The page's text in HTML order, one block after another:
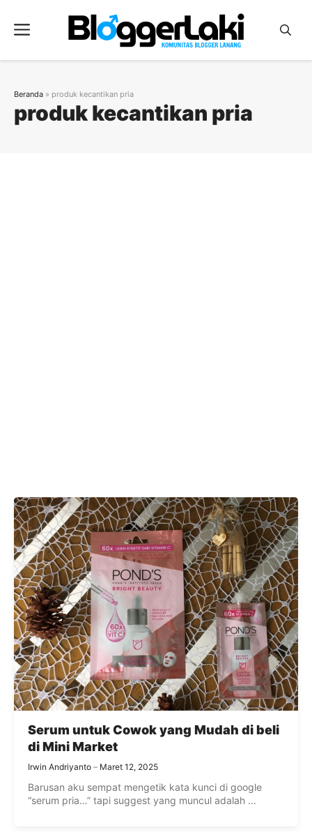
Menu
produk kecantikan pria
Beranda » produk kecantikan pria
Serum untuk Cowok yang Mudah di beli
di Mini Market
Irwin Andriyanto Maret 12, 2025
Barusan aku sempat mengetik kata kunci di google
“serum pria…” tapi suggest yang muncul adalah ...